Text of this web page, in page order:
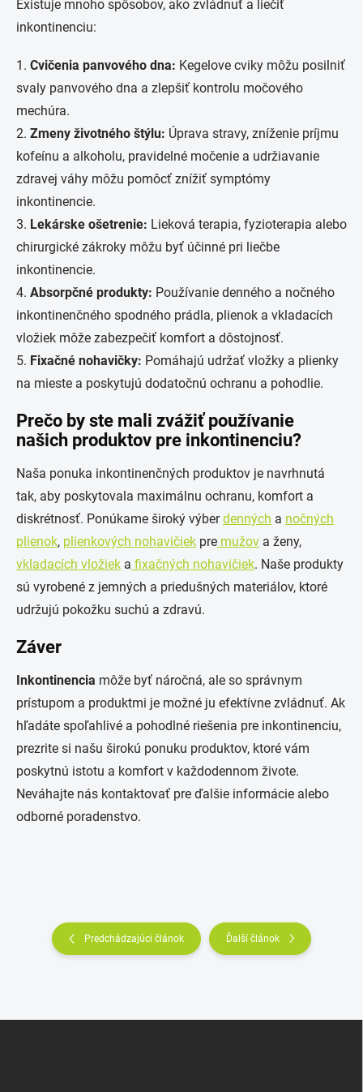
Existuje mnoho spôsobov, ako zvládnuť a liečiť
inkontinenciu:
1. Cvičenia panvového dna: Kegelove cviky môžu posilniť
svaly panvového dna a zlepšiť kontrolu močového
mechúra.
2. Zmeny životného štýlu: Úprava stravy, zníženie príjmu
kofeínu a alkoholu, pravidelné močenie a udržiavanie
zdravej váhy môžu pomôcť znížiť symptómy
inkontinencie.
3. Lekárske ošetrenie: Lieková terapia, fyzioterapia alebo
chirurgické zákroky môžu byť účinné pri liečbe
inkontinencie.
4. Absorpčné produkty: Používanie denného a nočného
inkontinenčného spodného prádla, plienok a vkladacích
vložiek môže zabezpečiť komfort a dôstojnosť.
5. Fixačné nohavičky: Pomáhajú udržať vložky a plienky
na mieste a poskytujú dodatočnú ochranu a pohodlie.
Prečo by ste mali zvážiť používanie
našich produktov pre inkontinenciu?
Naša ponuka inkontinenčných produktov je navrhnutá
tak, aby poskytovala maximálnu ochranu, komfort a
diskrétnosť. Ponúkame široký výberdenných a nočných
plienok, plienkových nohavičiek pre mužov a ženy,
vkladacích vložiek a fixačných nohavičiek. Naše produkty
sú vyrobené z jemných a priedušných materiálov, ktoré
udržujú pokožku suchú a zdravú.
Záver
Inkontinencia môže byť náročná, ale so správnym
prístupom a produktmi je možné ju efektívne zvládnuť. Ak
hľadáte spoľahlivé a pohodlné riešenia pre inkontinenciu,
prezrite si našu širokú ponuku produktov, ktoré vám
poskytnú istotu a komfort v každodennom živote.
Neváhajte nás kontaktovať pre ďalšie informácie alebo
odborné poradenstvo.
Predchádzajúci článok Ďalší článok